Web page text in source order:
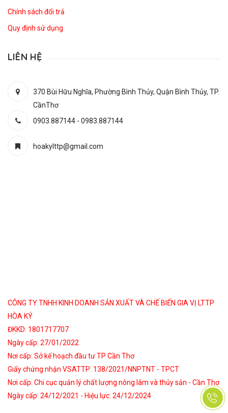
Chính sách đổi trả
Quy định sử dụng
LIÊN HỆ
370 Bùi Hữu Nghĩa, Phường Bình Thủy, Quận Bình Thủy, TP.
CầnThơ
0903.887144 - 0983.887144
hoakylttp@gmail.com
CÔNG TY TNHH KINH DOANH SẢN XUẤT VÀ CHẾ BIẾN GIA VỊ LTTP
HÒA KÝ
ĐKKD: 1801717707
Ngày cấp: 27/01/2022
Nơi cấp: Sở kế hoạch đầu tư TP Cần Thơ
Giấy chứng nhận VSATTP: 138/2021/NNPTNT - TPCT
Nơi cấp: Chi cục quản lý chất lượng nông lâm và thủy sản - Cần Thơ
Ngày cấp: 24/12/2021 - Hiệu lực: 24/12/2024